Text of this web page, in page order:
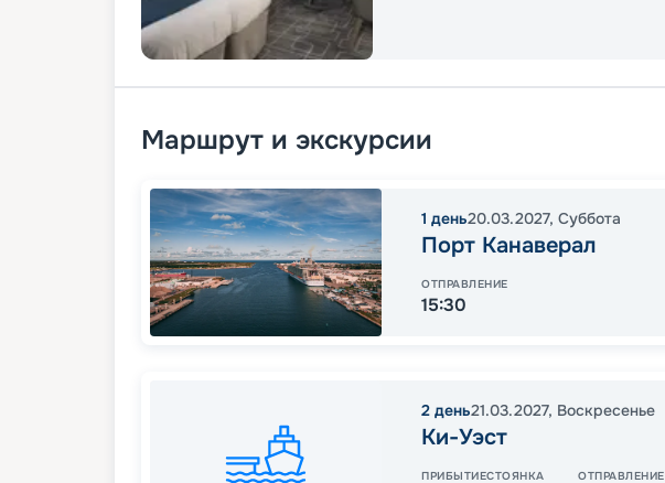
Маршрут и экскурсии
1 день20.03.2027, Суббота
Порт Канаверал
ОТПРАВЛЕНИЕ
15:30
2 день21.03.2027, Воскресенье
Ки-Уэст
ПРИБЫТИЕСТОЯНКА ОТПРАВЛЕНИЕ